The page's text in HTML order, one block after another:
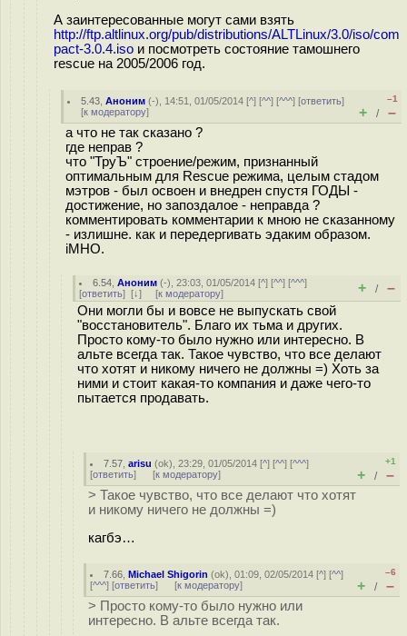
А заинтересованные могут сами взять
http://ftp.altlinux.org/pub/distributions/ALTLinux/3.0/iso/com
pact-3.0.4.iso и посмотреть состояние тамошнего
rescue на 2005/2006 год.
5.43 ,Аноним (-), 14:51, 01/05/2014 [^] [^^] [^^^] [ответить]
[к модератору]
–1
+ / –
а что не так сказано ?
где неправ ?
что "ТруЪ" строение/режим, признанный
оптимальным для Rescue режима, целым стадом
мэтров - был освоен и внедрен спустя ГОДЫ -
достижение, но запоздалое - неправда ?
комментировать комментарии к мною не сказанному
- излишне. как и передергивать эдаким образом.
iMHO.
6.54 ,Аноним (-), 23:03, 01/05/2014 [^] [^^] [^^^]
[ответить] [↓] [к модератору] + / –
Они могли бы и вовсе не выпускать свой
"восстановитель". Благо их тьма и других.
Просто кому-то было нужно или интересно. В
альте всегда так. Такое чувство, что все делают
что хотят и никому ничего не должны =) Хоть за
ними и стоит какая-то компания и даже чего-то
пытается продавать.
7.57 ,arisu (ok), 23:29, 01/05/2014 [^] [^^] [^^^]
[ответить] [к модератору]
+1
+ / –
> Такое чувство, что все делают что хотят
и никому ничего не должны =)
кагбэ…
7.66 ,Michael Shigorin (ok), 01:09, 02/05/2014 [^] [^^]
[^^^] [ответить] [к модератору]
–6
+ / –
> Просто кому-то было нужно или
интересно. В альте всегда так.